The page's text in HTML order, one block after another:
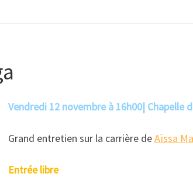
Vendredi 12 novembre à 16h00| Chapelle
Grand entretien sur la carrière deAïssa
Entrée libre